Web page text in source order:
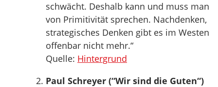
schwächt. Deshalb kann und muss man
von Primitivität sprechen. Nachdenken,
strategisches Denken gibt es im Westen
offenbar nicht mehr.“
Quelle: Hintergrund
Paul Schreyer (“Wir sind die Guten“)